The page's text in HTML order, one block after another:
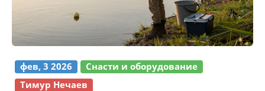
фев, 3 2026
Снасти и оборудование
Тимур Нечаев